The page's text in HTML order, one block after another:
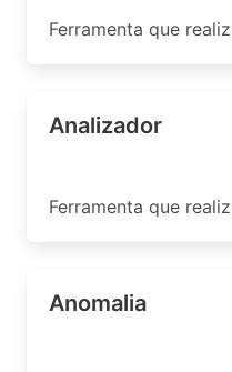
Ferramenta que
Analizador
Ferramenta que
Anomalia